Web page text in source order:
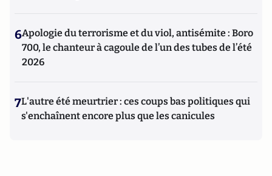
6Apologie du terrorisme et du viol, antisémite : Boro
700, le chanteur à cagoule de l’un des tubes de l’été
2026
7L'autre été meurtrier : ces coups bas politiques qui
s'enchaînent encore plus que les canicules